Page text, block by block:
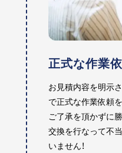
正式な作業
お見積内容を明示
で正式な作業依頼
ご了承を頂かずに
交換を行なって不
いません！